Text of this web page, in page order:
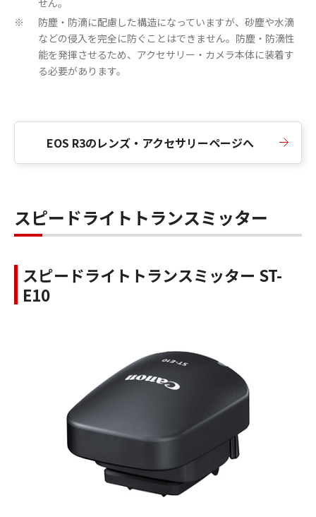
※
防塵・防滴に配慮した構造になっていますが、砂塵や水滴
などの侵入を完全に防ぐことはできません。防塵・防滴性
能を発揮させるため、アクセサリー・カメラ本体に装着す
る必要があります。
EOS R3のレンズ・アクセサリーページへ
スピードライトトランスミッター
スピードライトトランスミッター ST-
E10